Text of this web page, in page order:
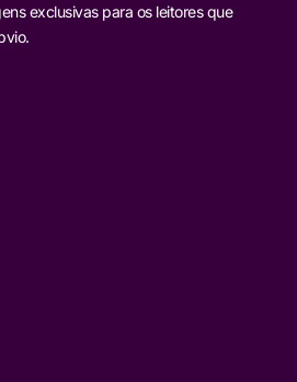
exclusivas para os leitores que